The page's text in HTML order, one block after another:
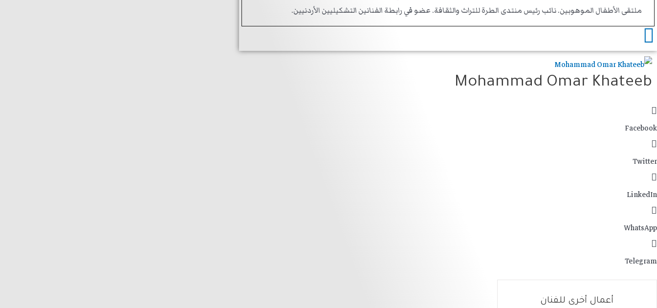
ملتقى الأطفال الموهوبين. نائب رئيس منتدى الطرة للتراث والثقافة. عضو في رابطة الفنانين التشكيليين الأردنيين.
Mohammad Omar Khateeb
Facebook
Twitter
LinkedIn
WhatsApp
Telegram
أعمال أخرى للفنان